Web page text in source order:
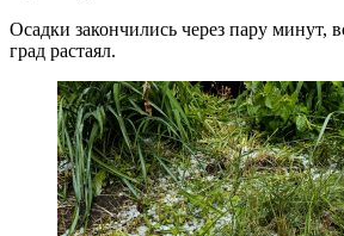
Осадки закончились через пару минут,
град растаял.